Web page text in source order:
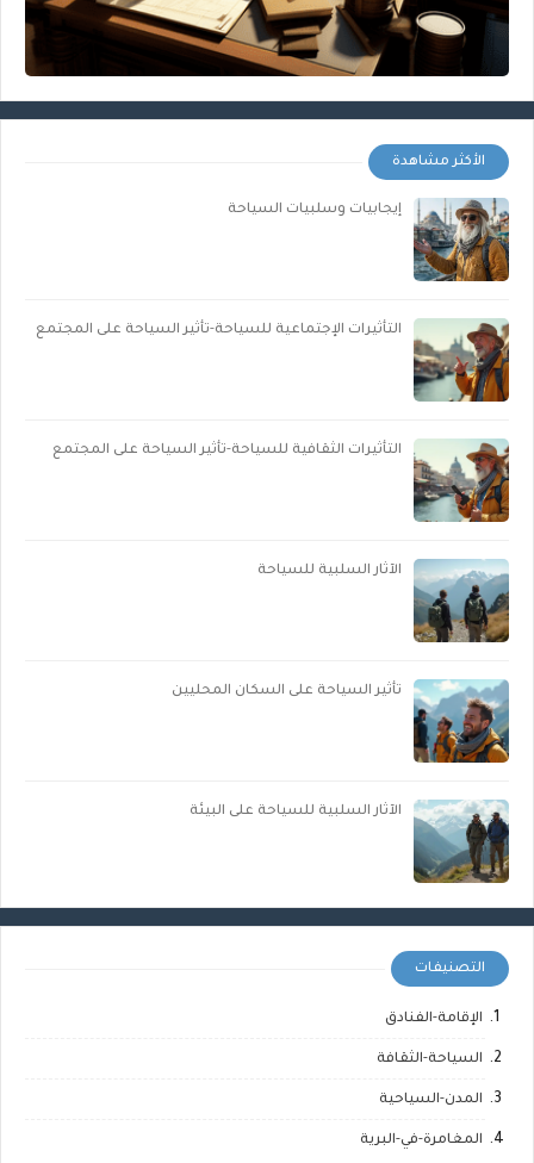
الأكثر مشاهدة
إيجابيات وسلبيات السياحة
التأثيرات الإجتماعية للسياحة-تأثير السياحة على المجتمع
التأثيرات الثقافية للسياحة-تأثير السياحة على المجتمع
الآثار السلبية للسياحة
تأثير السياحة على السكان المحليين
الآثار السلبية للسياحة على البيئة
التصنيفات
الإقامة-الفنادق
السياحة-الثقافة
المدن-السياحية
المغامرة-في-البرية